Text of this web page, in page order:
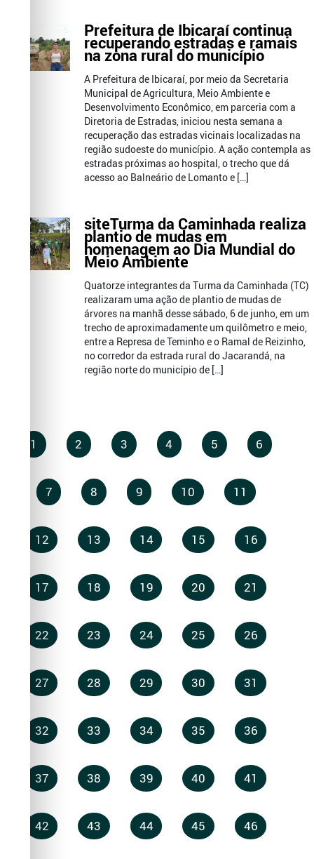
Prefeitura de Ibicaraí continua
recuperando estradas e ramais
na zona rural do município
A Prefeitura de Ibicaraí, por meio da Secretaria
Municipal de Agricultura, Meio Ambiente e
Desenvolvimento Econômico, em parceria com a
Diretoria de Estradas, iniciou nesta semana a
recuperação das estradas vicinais localizadas na
região sudoeste do município. A ação contempla as
estradas próximas ao hospital, o trecho que dá
acesso ao Balneário de Lomanto e […]
siteTurma da Caminhada realiza
plantio de mudas em
homenagem ao Dia Mundial do
Meio Ambiente
Quatorze integrantes da Turma da Caminhada (TC)
realizaram uma ação de plantio de mudas de
árvores na manhã desse sábado, 6 de junho, em um
trecho de aproximadamente um quilômetro e meio,
entre a Represa de Teminho e o Ramal de Reizinho,
no corredor da estrada rural do Jacarandá, na
região norte do município de […]
1 2 3 4 5 6
7 8 9 10 11
12 13 14 15 16
17 18 19 20 21
22 23 24 25 26
27 28 29 30 31
32 33 34 35 36
37 38 39 40 41
42 43 44 45 46